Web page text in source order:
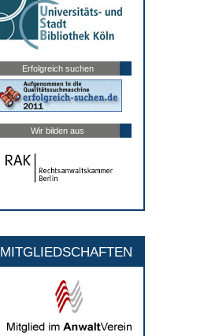
Erfolgreich suchen
Wir bilden aus
MITGLIEDSCHAFTEN